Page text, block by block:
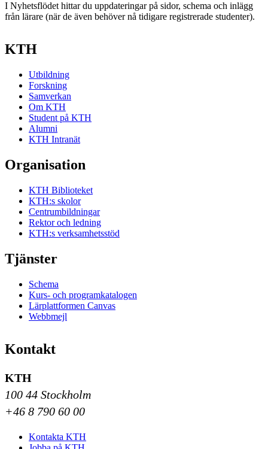
I Nyhetsflödet hittar du uppdateringar på sidor, schema och inlägg
från lärare (när de även behöver nå tidigare registrerade studenter).
KTH
Utbildning
Forskning
Samverkan
Om KTH
Student på KTH
Alumni
KTH Intranät
Organisation
KTH Biblioteket
KTH:s skolor
Centrumbildningar
Rektor och ledning
KTH:s verksamhetsstöd
Tjänster
Schema
Kurs- och programkatalogen
Lärplattformen Canvas
Webbmejl
Kontakt
KTH
100 44 Stockholm
+46 8 790 60 00
Kontakta KTH